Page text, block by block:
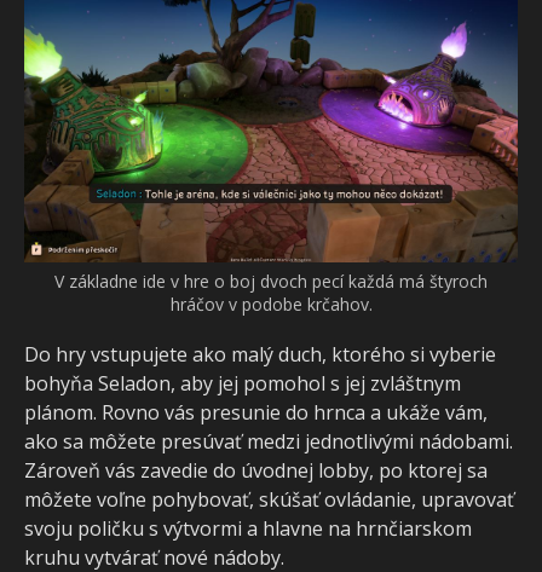
V základne ide v hre o boj dvoch pecí každá má štyroch
hráčov v podobe krčahov.
Do hry vstupujete ako malý duch, ktorého si vyberie
bohyňa Seladon, aby jej pomohol s jej zvláštnym
plánom. Rovno vás presunie do hrnca a ukáže vám,
ako sa môžete presúvať medzi jednotlivými nádobami.
Zároveň vás zavedie do úvodnej lobby, po ktorej sa
môžete voľne pohybovať, skúšať ovládanie, upravovať
svoju poličku s výtvormi a hlavne na hrnčiarskom
kruhu vytvárať nové nádoby.